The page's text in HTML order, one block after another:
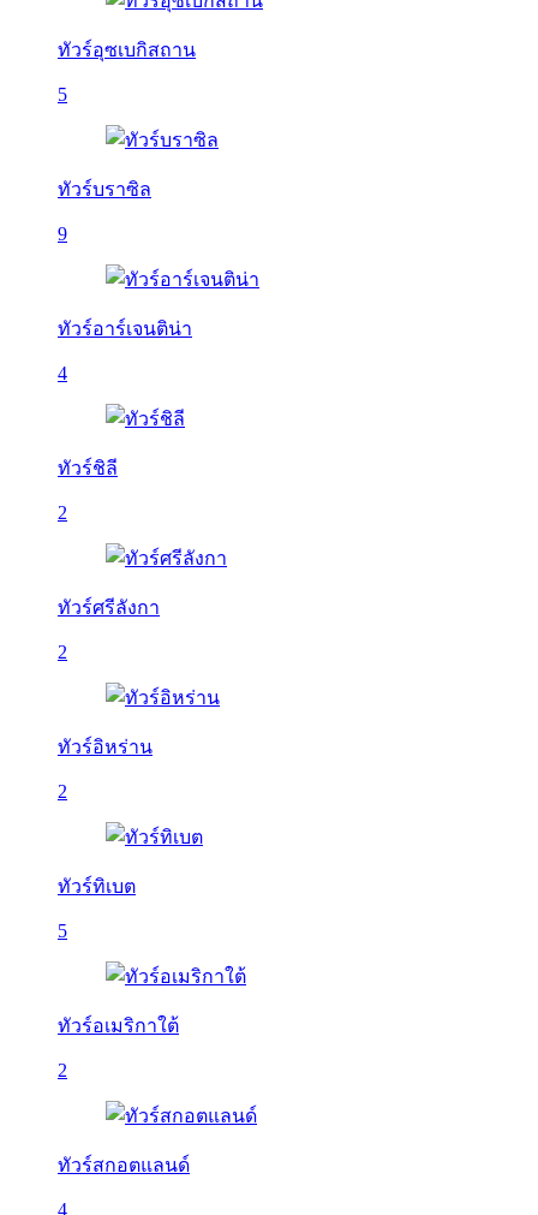
ทัวร์อุซเบกิสถาน
5
ทัวร์บราซิล
9
ทัวร์อาร์เจนติน่า
4
ทัวร์ชิลี
2
ทัวร์ศรีลังกา
2
ทัวร์อิหร่าน
2
ทัวร์ทิเบต
5
ทัวร์อเมริกาใต้
2
ทัวร์สกอตแลนด์
4